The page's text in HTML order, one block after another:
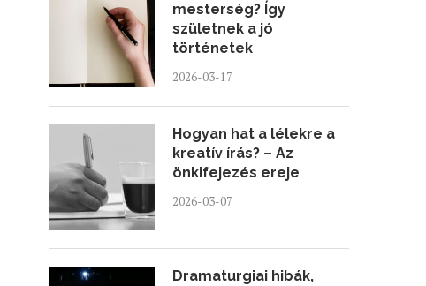
mesterség? Így
születnek a jó
történetek
2026-03-17
Hogyan hat a lélekre a
kreatív írás? – Az
önkifejezés ereje
2026-03-07
Dramaturgiai hibák,